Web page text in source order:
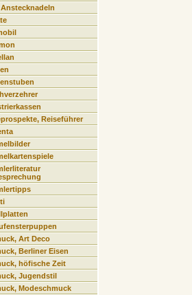
Reiseführer
Art Deco
Berliner Eisen
höfische Zeit
Jugendstil
Modeschmuck